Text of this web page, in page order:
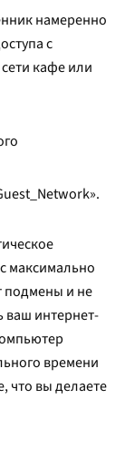
намеренно
с
кафе или
максимально
подмены и не
ваш интернет-
времени
что вы делаете